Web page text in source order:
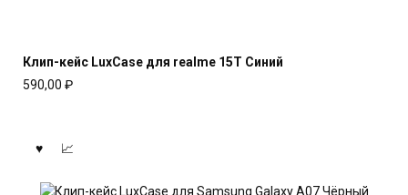
Клип-кейс LuxCase для realme 15T Синий
590,00 ₽